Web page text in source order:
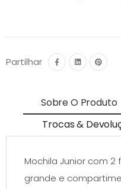
Partilhar
Sobre O Produto
Trocas &
Mochila Junior com
grande e